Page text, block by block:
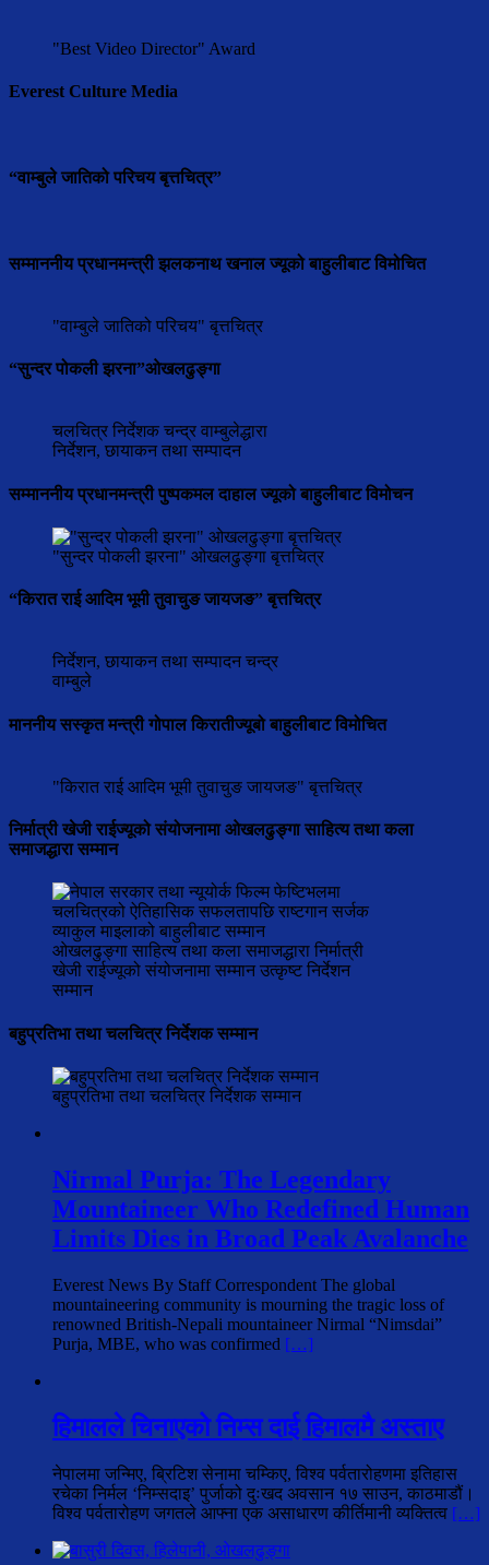
"Best Video Director" Award
Everest Culture Media
“वाम्बुले जातिको परिचय बृत्तचित्र”
सम्माननीय प्रधानमन्त्री झलकनाथ खनाल ज्यूको बाहुलीबाट विमोचित
"वाम्बुले जातिको परिचय" बृत्तचित्र
“सुन्दर पोकली झरना”ओखलढुङ्गा
चलचित्र निर्देशक चन्द्र वाम्बुलेद्धारा
निर्देशन, छायाकन तथा सम्पादन
सम्माननीय प्रधानमन्त्री पुष्पकमल दाहाल ज्यूको बाहुलीबाट विमोचन
"सुन्दर पोकली झरना" ओखलढुङ्गा बृत्तचित्र
“किरात राई आदिम भूमी तुवाचुङ जायजङ” बृत्तचित्र
निर्देशन, छायाकन तथा सम्पादन चन्द्र
वाम्बुले
माननीय सस्कृत मन्त्री गोपाल किरातीज्यूबो बाहुलीबाट विमोचित
"किरात राई आदिम भूमी तुवाचुङ जायजङ" बृत्तचित्र
निर्मात्री खेजी राईज्यूको संयोजनामा ओखलढुङ्गा साहित्य तथा कला
समाजद्धारा सम्मान
ओखलढुङ्गा साहित्य तथा कला समाजद्धारा निर्मात्री
खेजी राईज्यूको संयोजनामा सम्मान उत्कृष्ट निर्देशन
सम्मान
बहुप्रतिभा तथा चलचित्र निर्देशक सम्मान
बहुप्रतिभा तथा चलचित्र निर्देशक सम्मान
Nirmal Purja: The Legendary
Mountaineer Who Redefined Human
Limits Dies in Broad Peak Avalanche
Everest News By Staff Correspondent The global
mountaineering community is mourning the tragic loss of
renowned British-Nepali mountaineer Nirmal “Nimsdai”
Purja, MBE, who was confirmed […]
हिमालले चिनाएको निम्स दाई हिमालमै अस्ताए
नेपालमा जन्मिए, ब्रिटिश सेनामा चम्किए, विश्व पर्वतारोहणमा इतिहास
रचेका निर्मल ‘निम्सदाइ’ पुर्जाको दुःखद अवसान १७ साउन, काठमाडौं।
विश्व पर्वतारोहण जगतले आफ्ना एक असाधारण कीर्तिमानी व्यक्तित्व […]